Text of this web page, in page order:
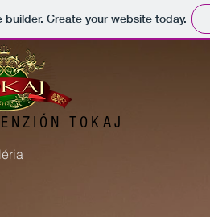
Create your website today.
TOKAJ